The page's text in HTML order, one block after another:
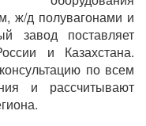
ж/д полувагонами и
завод поставляет
и Казахстана.
по всем
и рассчитывают